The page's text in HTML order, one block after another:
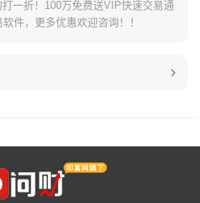
一折！100万免费送VIP快速交易通
件，更多优惠欢迎咨询！！